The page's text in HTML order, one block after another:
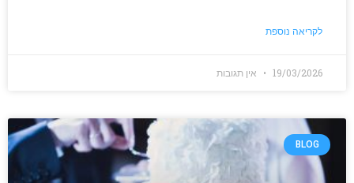
לקריאה נוספת
19/03/2026 אין תגובות
BLOG